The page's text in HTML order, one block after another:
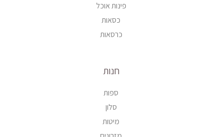
פינות אוכל
כסאות
כרסאות
חנות
ספות
סלון
מיטות